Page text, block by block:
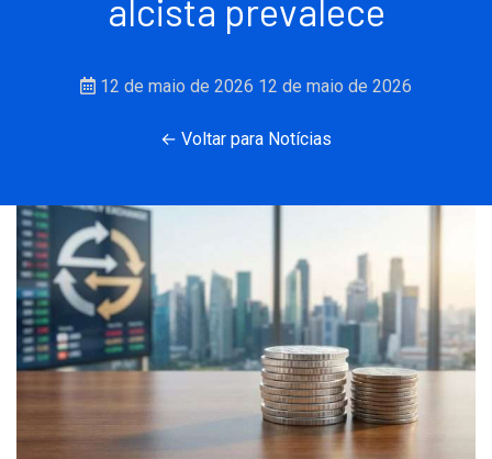
alcista prevalece
12 de maio de 2026 12 de maio de 2026
← Voltar para Notícias